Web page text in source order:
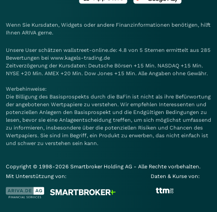
Wenn Sie Kursdaten, Widgets oder andere Finanzinformationen benötigen, hilft
Ihnen ARIVA gerne.
Unsere User schätzen wallstreet-online.de: 4.8 von 5 Sternen ermittelt aus 285
Bewertungen bei www.kagels-trading.de
Zeitverzögerung der Kursdaten: Deutsche Börsen +15 Min. NASDAQ +15 Min.
NYSE +20 Min. AMEX +20 Min. Dow Jones +15 Min. Alle Angaben ohne Gewähr.
Werbehinweise:
Die Billigung des Basisprospekts durch die BaFin ist nicht als ihre Befürwortung
der angebotenen Wertpapiere zu verstehen. Wir empfehlen Interessenten und
potenziellen Anlegern den Basisprospekt und die Endgültigen Bedingungen zu
lesen, bevor sie eine Anlageentscheidung treffen, um sich möglichst umfassend
zu informieren, insbesondere über die potenziellen Risiken und Chancen des
Wertpapiers. Sie sind im Begriff, ein Produkt zu erwerben, das nicht einfach ist
und schwer zu verstehen sein kann.
Copyright © 1998-2026 Smartbroker Holding AG - Alle Rechte vorbehalten.
Mit Unterstützung von:
Daten & Kurse von: